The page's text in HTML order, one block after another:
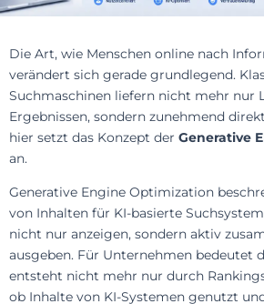
Die Art, wie Menschen online nach
verändert sich gerade grundlegend.
Suchmaschinen liefern nicht mehr nur
Ergebnissen, sondern zunehmend
hier setzt das Konzept der Generative
an.
Generative Engine Optimization
von Inhalten für KI-basierte
nicht nur anzeigen, sondern aktiv
ausgeben. Für Unternehmen bedeutet
entsteht nicht mehr nur durch
ob Inhalte von KI-Systemen genutzt